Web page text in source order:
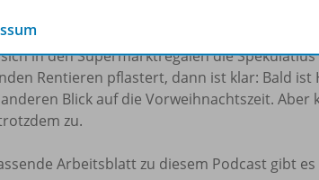
in den Supermarktregalen die
Rentieren pflastert, dann ist klar: Bald
Blick auf die Vorweihnachtszeit.
zu.
Arbeitsblatt zu diesem Podcast gibt